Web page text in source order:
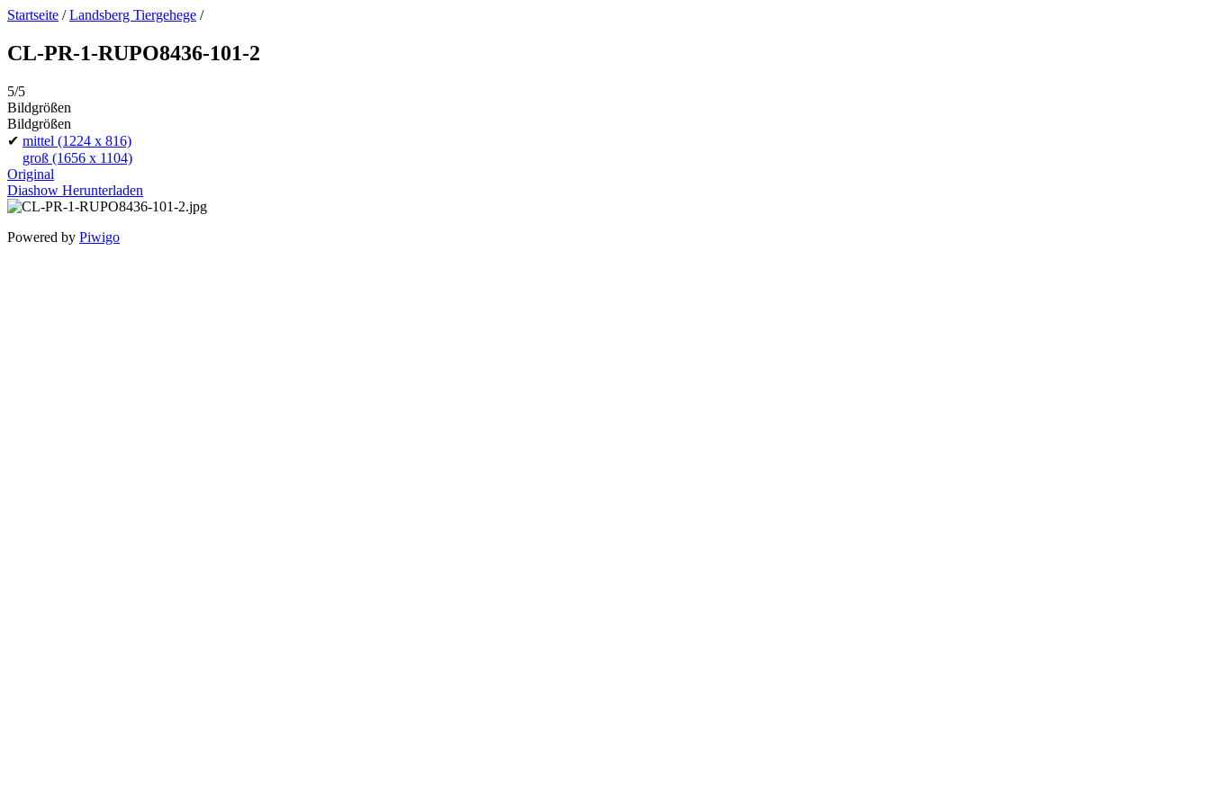
Startseite /Landsberg Tiergehege /
CL-PR-1-RUPO8436-101-2
5/5
Bildgrößen
Bildgrößen
✔ mittel (1224 x 816)
groß (1656 x 1104)
Original
Diashow Herunterladen
Powered by Piwigo